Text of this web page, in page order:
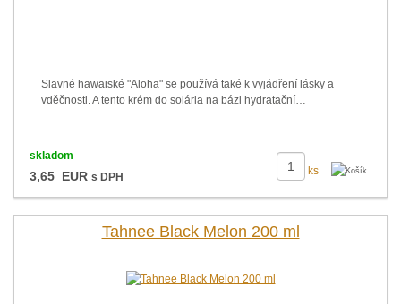
Slavné hawaiské "Aloha" se používá také k vyjádření lásky a
vděčnosti. A tento krém do solária na bázi hydratační…
ks
skladom
3,65 EUR s DPH
Tahnee Black Melon 200 ml